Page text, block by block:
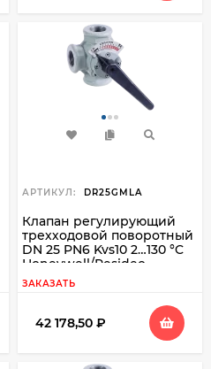
АРТИКУЛ: DR25GMLA
Клапан регулирующий
трехходовой поворотный
DN 25 PN6 Kvs10 2…130 °C
Honeywell/Resideo
DR25GMLA
ЗАКАЗАТЬ
42 178,50 ₽